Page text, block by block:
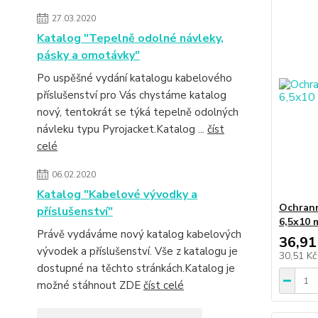
27.03.2020
Katalog "Tepelně odolné návleky,
pásky a omotávky"
Po uspěšné vydání katalogu kabelového
příslušenství pro Vás chystáme katalog
nový, tentokrát se týká tepelně odolných
návleku typu Pyrojacket.Katalog ... číst
celé
06.02.2020
Katalog "Kabelové vývodky a
příslušenství"
Právě vydáváme nový katalog kabelových
vývodek a příslušenství. Vše z katalogu je
dostupné na těchto stránkách.Katalog je
možné stáhnout ZDE číst celé
6,5x10
30,51